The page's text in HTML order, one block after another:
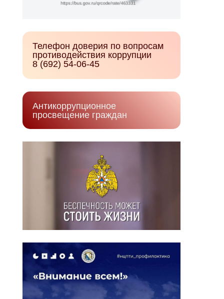
Телефон доверия по вопросам
противодействия коррупции
8 (692) 54-06-45
Антикоррупционное
просвещение граждан